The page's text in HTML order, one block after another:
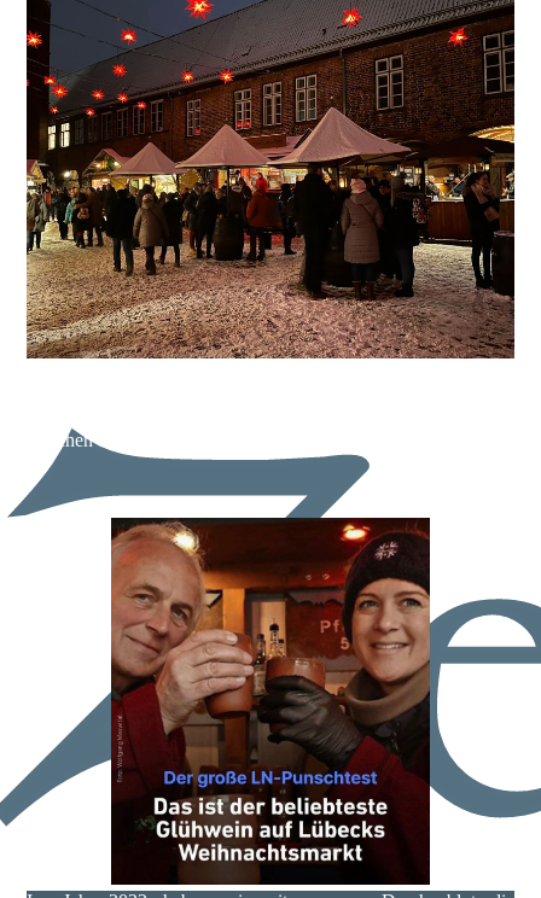
lauschen und das Markttreiben beaobachten.